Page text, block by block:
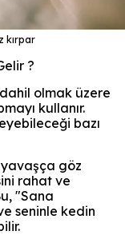
kırpar
?
olmak üzere
kullanır.
bazı
göz
rahat ve
"Sana
seninle kedin